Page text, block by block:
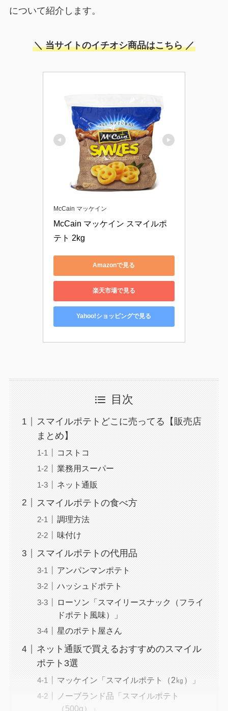
について紹介します。
＼ 当サイトのイチオシ商品はこちら ／
McCain マッケイン
McCain マッケイン スマイルポ
テト 2kg
Amazonで見る
楽天市場で見る
Yahoo!ショッピングで見る
目次
スマイルポテトどこに売ってる【販売店
まとめ】
コストコ
業務用スーパー
ネット通販
スマイルポテトの食べ方
調理方法
味付け
スマイルポテトの代用品
アンパンマンポテト
ハッシュドポテト
ローソン「スマイリースナック（フライ
ドポテト風味）」
星のポテト屋さん
ネット通販で買えるおすすめのスマイル
ポテト3選
マッケイン「スマイルポテト（2㎏）」
ノーブランド品「スマイルポテト
（500g）」